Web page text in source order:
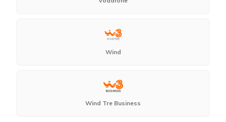
Wind
Wind Tre Business